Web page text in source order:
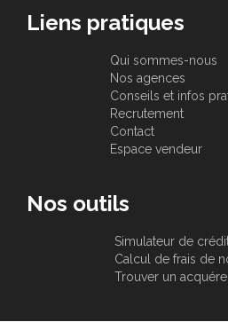
Liens pratiques
Qui sommes-nous
Nos agences
Conseils et infos
Recrutement
Contact
Espace vendeur
Nos outils
Simulateur de
Calcul de frais de
Trouver un